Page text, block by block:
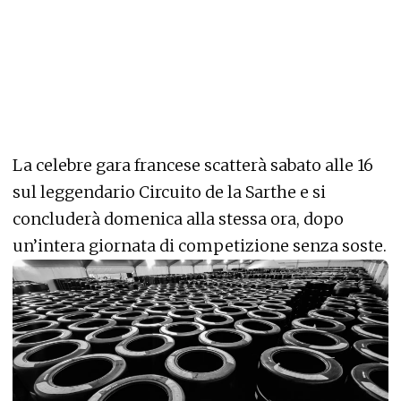
La celebre gara francese scatterà sabato alle 16
sul leggendario Circuito de la Sarthe e si
concluderà domenica alla stessa ora, dopo
un’intera giornata di competizione senza soste.